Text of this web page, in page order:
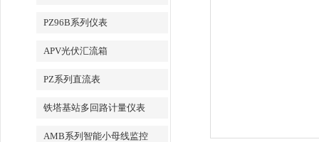
PZ96B系列仪表
APV光伏汇流箱
PZ系列直流表
铁塔基站多回路计量仪表
AMB系列智能小母线监控